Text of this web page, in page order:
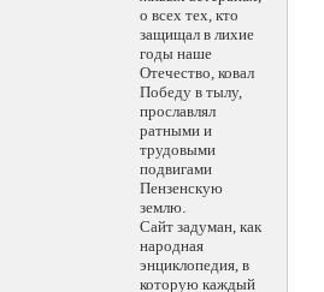
о всех тех, кто
защищал в лихие
годы наше
Отечество, ковал
Победу в тылу,
прославлял
ратными и
трудовыми
подвигами
Пензенскую
землю.
Сайт задуман, как
народная
энциклопедия, в
которую каждый